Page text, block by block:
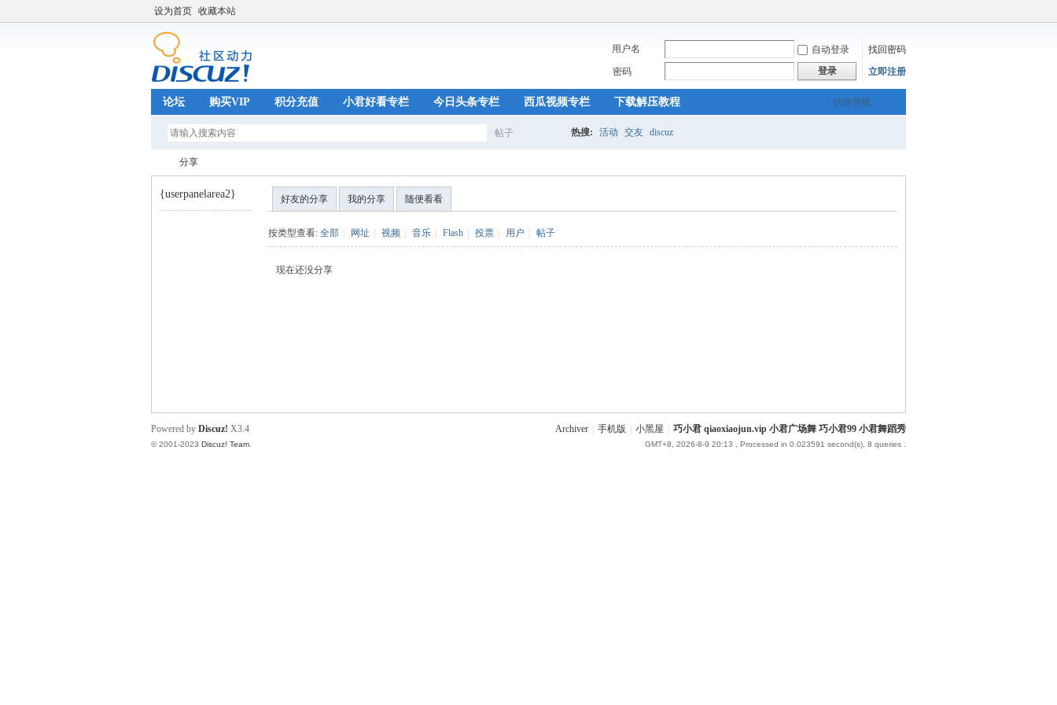
设为首页 收藏本站
用户名 自动登录
找回密码
密码
登录 立即注册
快捷导航
论坛 购买VIP 积分充值 小君好看专栏 今日头条专栏 西瓜视频专栏 下载解压教程
帖子 热搜: 活动 交友 discuz
分享
{userpanelarea2} 好友的分享 我的分享 随便看看
按类型查看: 全部 网址 视频 音乐 Flash 投票 用户 帖子
现在还没分享
Archiver 手机版 小黑屋 巧小君 qiaoxiaojun.vip 小君广场舞 巧小君99 小君舞蹈秀
GMT+8, 2026-8-9 20:13 , Processed in 0.023591 second(s), 8 queries .
Powered by Discuz! X3.4
© 2001-2023 Discuz! Team